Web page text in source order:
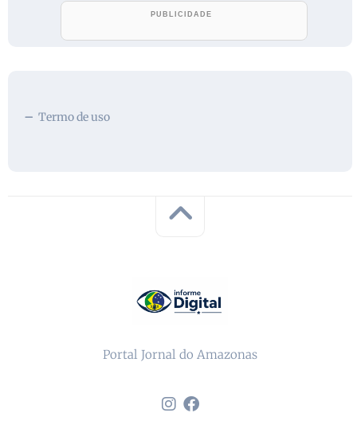
Termo de uso
Portal Jornal do Amazonas